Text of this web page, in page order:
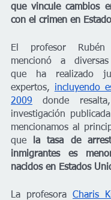
que vincule cambios
con el crimen en
El profesor Rubén
mencionó a diversas
que ha realizado
expertos, incluyendo
2009 donde
investigación
mencionamos al
que la tasa de
inmigrantes es
nacidos en Estados
La profesora Charis